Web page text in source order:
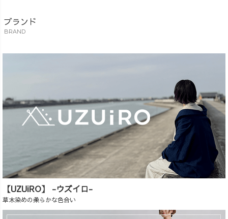
ブランド
BRAND
【UZUiRO】 -ウズイロ-
草木染めの柔らかな色合い